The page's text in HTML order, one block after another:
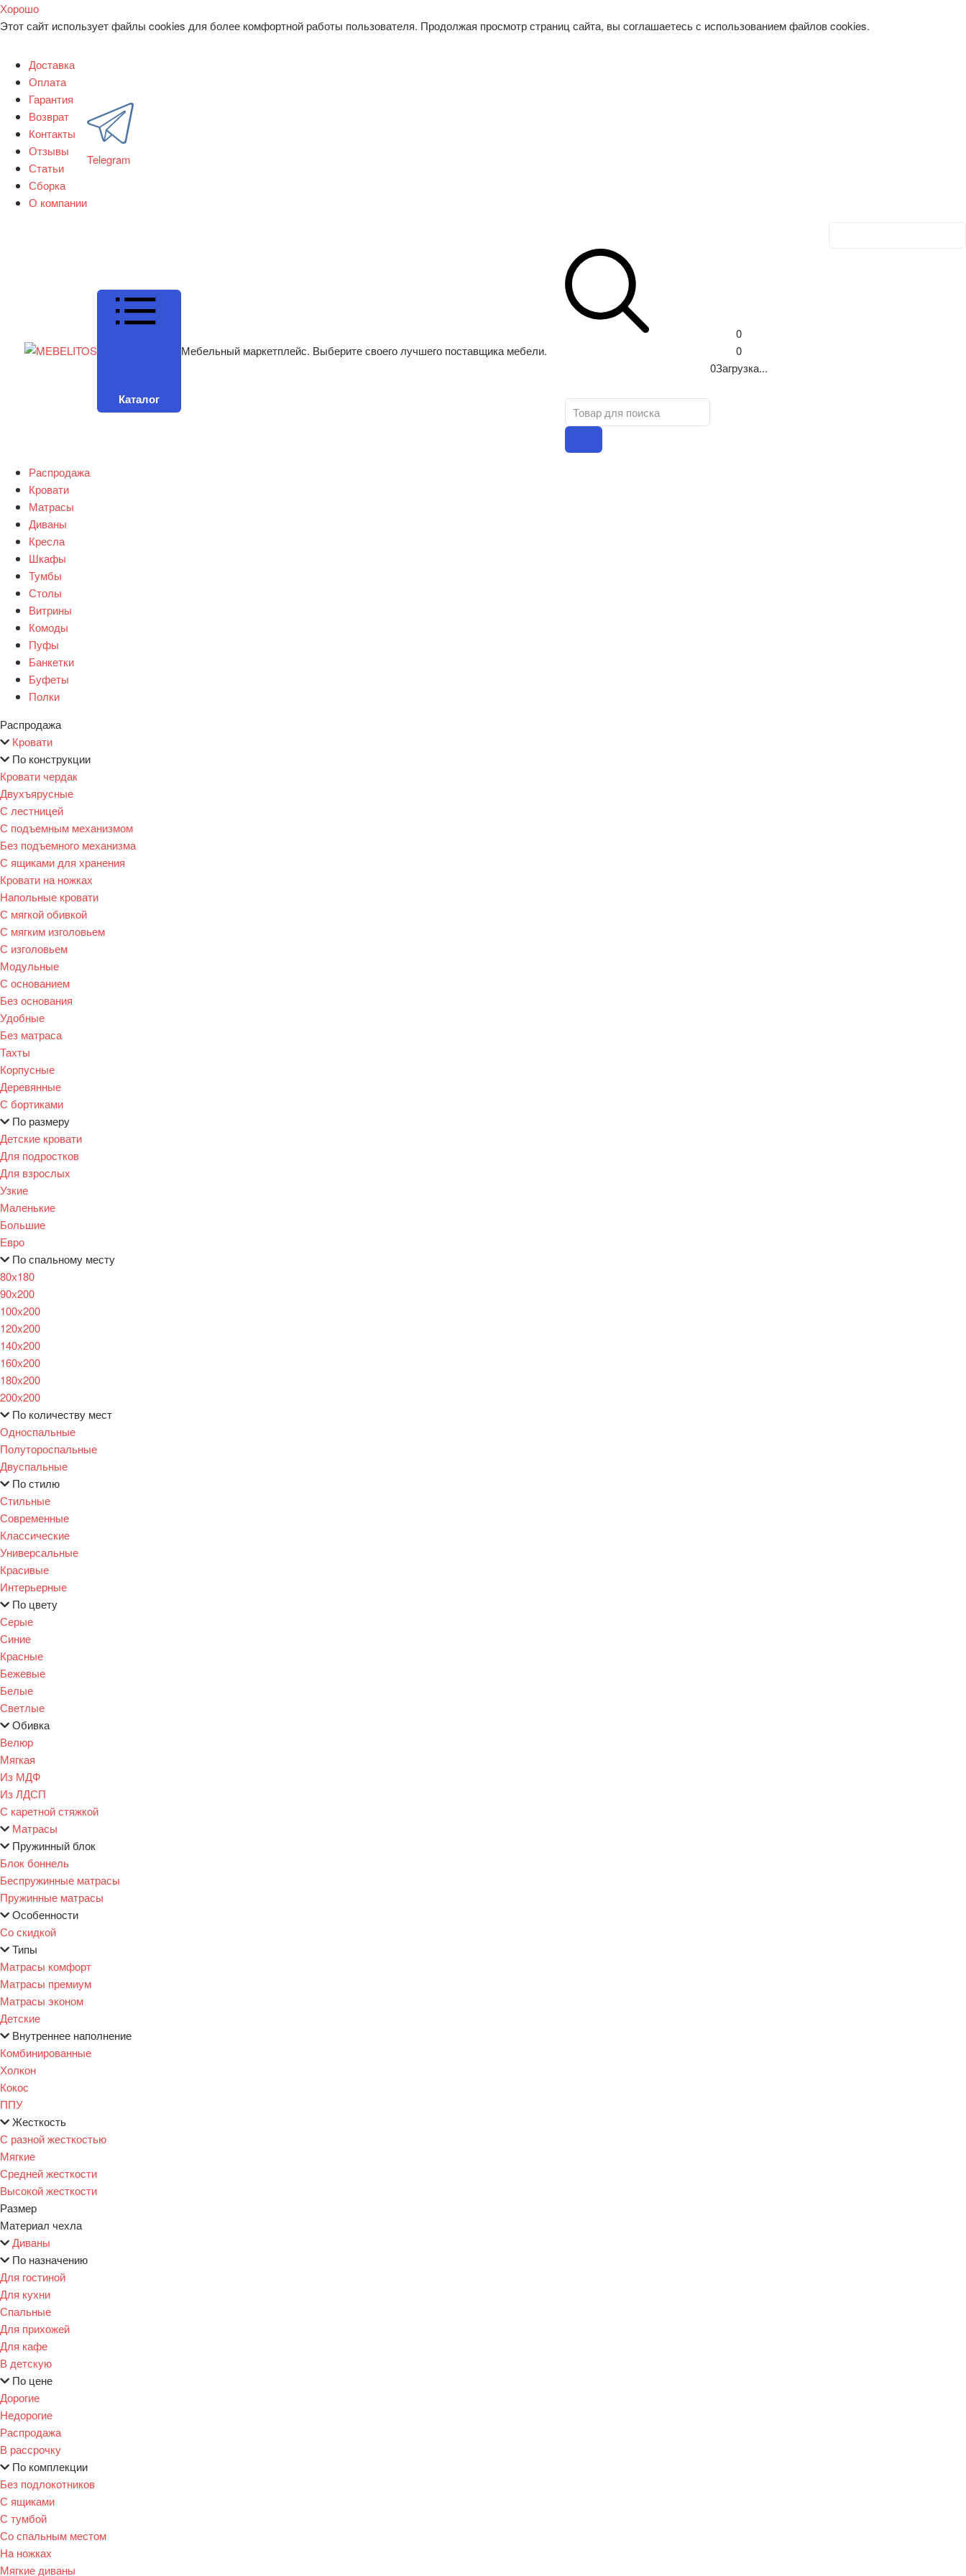
Хорошо
Этот сайт использует файлы cookies для более комфортной работы пользователя. Продолжая просмотр страниц сайта, вы соглашаетесь с использованием файлов cookies.
Доставка
Оплата
Гарантия
Возврат
Контакты
Отзывы
Статьи
Сборка
О компании
Telegram
Каталог
Мебельный маркетплейс. Выберите своего лучшего поставщика мебели.
0
0
0Загрузка...
Распродажа
Кровати
Матрасы
Диваны
Кресла
Шкафы
Тумбы
Столы
Витрины
Комоды
Пуфы
Банкетки
Буфеты
Полки
Распродажа
Кровати
По конструкции
Кровати чердак
Двухъярусные
С лестницей
С подъемным механизмом
Без подъемного механизма
С ящиками для хранения
Кровати на ножках
Напольные кровати
С мягкой обивкой
С мягким изголовьем
С изголовьем
Модульные
С основанием
Без основания
Удобные
Без матраса
Тахты
Корпусные
Деревянные
С бортиками
По размеру
Детские кровати
Для подростков
Для взрослых
Узкие
Маленькие
Большие
Евро
По спальному месту
80х180
90х200
100х200
120x200
140х200
160х200
180х200
200х200
По количеству мест
Односпальные
Полутороспальные
Двуспальные
По стилю
Стильные
Современные
Классические
Универсальные
Красивые
Интерьерные
По цвету
Серые
Синие
Красные
Бежевые
Белые
Светлые
Обивка
Велюр
Мягкая
Из МДФ
Из ЛДСП
С каретной стяжкой
Матрасы
Пружинный блок
Блок боннель
Беспружинные матрасы
Пружинные матрасы
Особенности
Со скидкой
Типы
Матрасы комфорт
Матрасы премиум
Матрасы эконом
Детские
Внутреннее наполнение
Комбинированные
Холкон
Кокос
ППУ
Жесткость
С разной жесткостью
Мягкие
Средней жесткости
Высокой жесткости
Размер
Материал чехла
Диваны
По назначению
Для гостиной
Для кухни
Спальные
Для прихожей
Для кафе
В детскую
По цене
Дорогие
Недорогие
Распродажа
В рассрочку
По комплекции
Без подлокотников
С ящиками
С тумбой
Со спальным местом
На ножках
Мягкие диваны